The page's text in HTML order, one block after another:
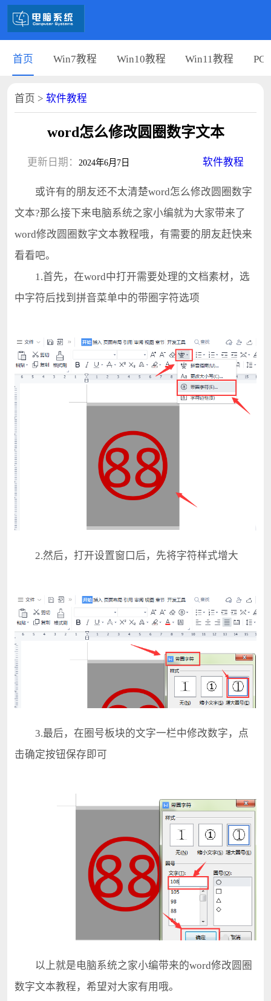
首页 Win7教程 Win10教程 Win11教程 PC
首页 > 软件教程
word怎么修改圆圈数字文本
更新日期： 2024年6月7日 软件教程
或许有的朋友还不太清楚word怎么修改圆圈数字
文本?那么接下来电脑系统之家小编就为大家带来了
word修改圆圈数字文本教程哦，有需要的朋友赶快来
看看吧。
1.首先，在word中打开需要处理的文档素材，选
中字符后找到拼音菜单中的带圈字符选项
2.然后，打开设置窗口后，先将字符样式增大
3.最后，在圈号板块的文字一栏中修改数字，点
击确定按钮保存即可
以上就是电脑系统之家小编带来的word修改圆圈
数字文本教程，希望对大家有用哦。